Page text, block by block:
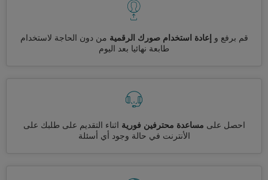
قم برفع و إعادة استخدام صورك الرقمية من دون الحاجة لاستخدام
طابعة نهائيا بعد اليوم
احصل على مساعدة محترفين فورية اثناء التقديم على طلبك على
الأنترنت في حالة وجود أي أسئلة